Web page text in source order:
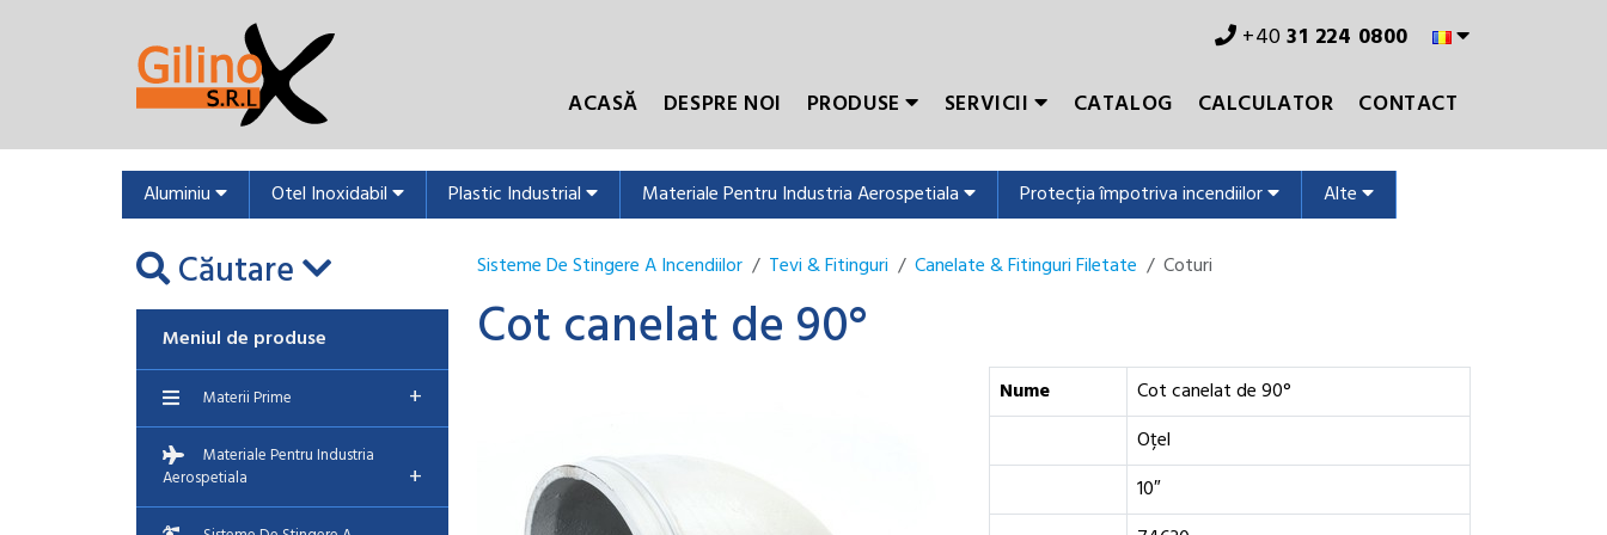
+4031 224 0800
ACASĂ
DESPRE NOI PRODUSE SERVICII CATALOG CALCULATOR CONTACT
Aluminiu Otel Inoxidabil Plastic Industrial Materiale Pentru Industria Aerospetiala Protecția împotriva incendiilor Alte
Căutare
Meniul de produse
Materii Prime +
Materiale Pentru Industria
Aerospetiala
+
Sisteme De Stingere A Incendiilor Tevi & Fitinguri Canelate & Fitinguri Filetate Coturi
Cot canelat de 90°
Nume
Cot canelat de 90°
Oțel
10″